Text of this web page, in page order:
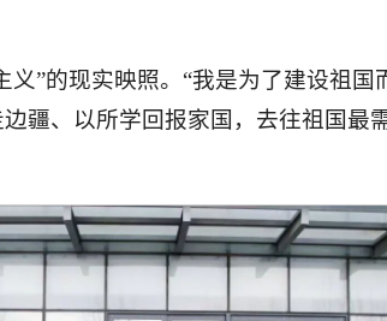
”的现实映照。“我是为了建设祖
疆、以所学回报家国，去往祖国最